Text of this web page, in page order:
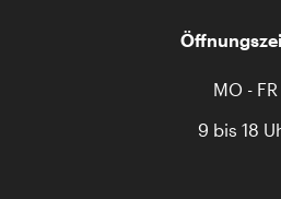
MO - FR
9 bis 18